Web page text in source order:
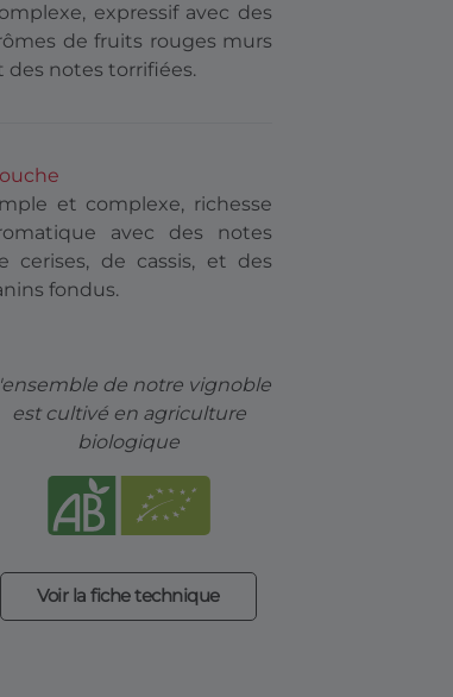
expressif avec des
de fruits rouges murs
des notes torrifiées.
et complexe, richesse
avec des notes
cerises, de cassis, et des
fondus.
de notre vignoble
est cultivé en agriculture
biologique
Voir la fiche technique